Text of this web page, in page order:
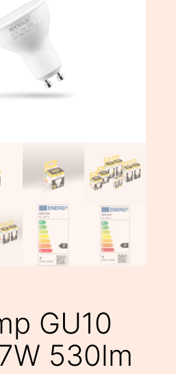
GU10
530lm